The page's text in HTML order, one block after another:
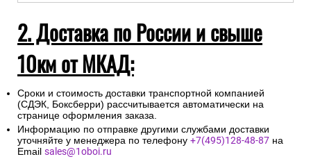
2. Доставка по России и свыше
10км от МКАД:
Сроки и стоимость доставки транспортной компанией
(СДЭК, Боксберри) рассчитывается автоматически на
странице оформления заказа.
Информацию по отправке другими службами доставки
уточняйте у менеджера по телефону +7(495)128-48-87 на
Email sales@1oboi.ru